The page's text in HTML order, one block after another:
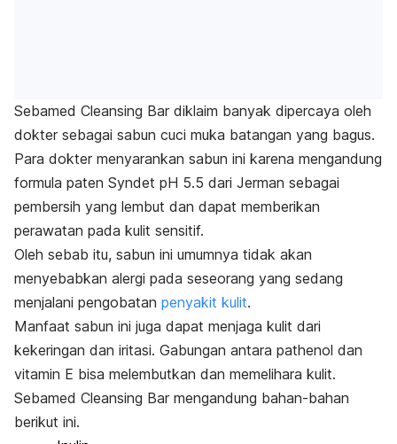
Sebamed Cleansing Bar diklaim banyak dipercaya oleh
dokter sebagai sabun cuci muka batangan yang bagus.
Para dokter menyarankan sabun ini karena mengandung
formula paten Syndet pH 5.5 dari Jerman sebagai
pembersih yang lembut dan dapat memberikan
perawatan pada kulit sensitif.
Oleh sebab itu, sabun ini umumnya tidak akan
menyebabkan alergi pada seseorang yang sedang
menjalani pengobatan penyakit kulit.
Manfaat sabun ini juga dapat menjaga kulit dari
kekeringan dan iritasi. Gabungan antara pathenol dan
vitamin E bisa melembutkan dan memelihara kulit.
Sebamed Cleansing Bar mengandung bahan-bahan
berikut ini.